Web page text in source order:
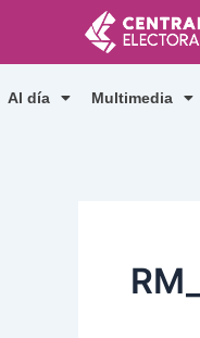
contenido
Al día Multimedia